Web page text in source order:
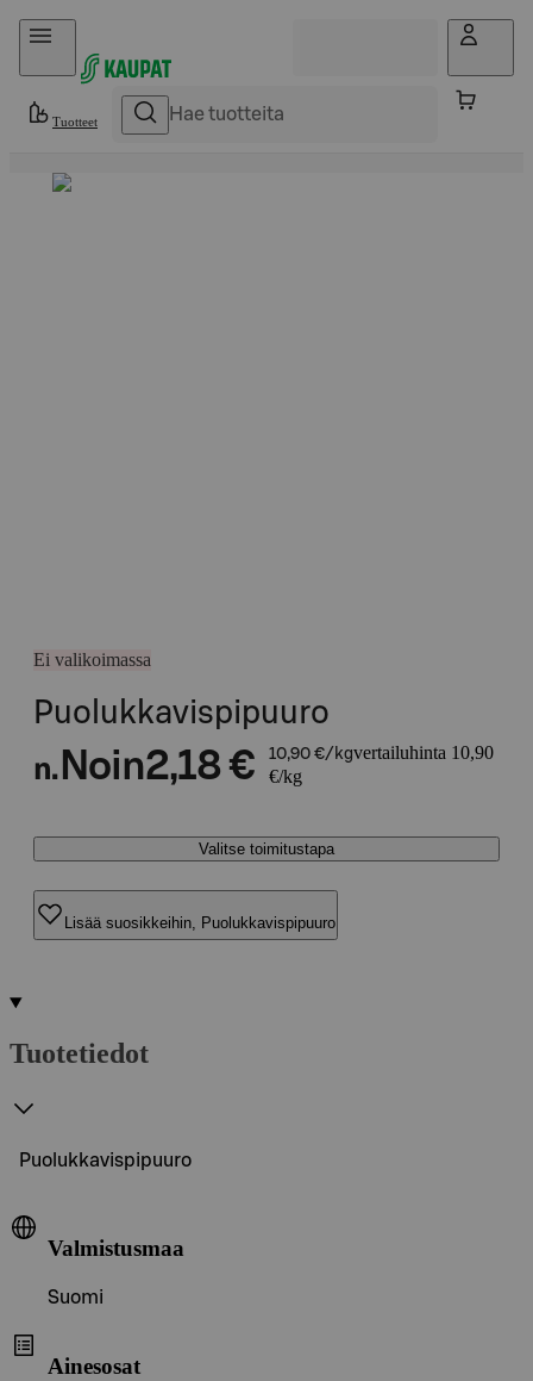
Hyppää sisältöön
Tuotteet
Ei valikoimassa
Puolukkavispipuuro
n. Noin2,18 € 10,90 €/kgvertailuhinta 10,90
€/kg
Valitse toimitustapa
Lisää suosikkeihin, Puolukkavispipuuro
Tuotetiedot
Puolukkavispipuuro
Valmistusmaa
Suomi
Ainesosat